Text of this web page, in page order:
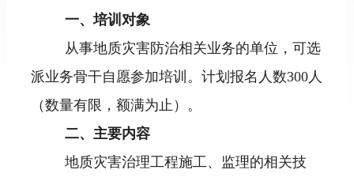
一、培训对象
从事地质灾害防治相关业务的单位，可选
派业务骨干自愿参加培训。计划报名人数300人
（数量有限，额满为止）。
二、主要内容
地质灾害治理工程施工、监理的相关技